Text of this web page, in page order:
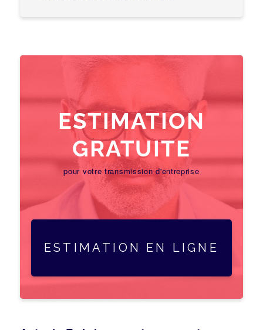
ESTIMATION
GRATUITE
pour votre transmission d'entreprise
ESTIMATION EN LIGNE